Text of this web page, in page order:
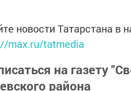
новости Татарстана
max.ru/tatmedia
на газету
района